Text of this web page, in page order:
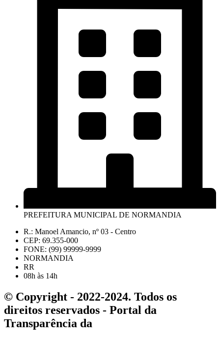
PREFEITURA MUNICIPAL DE NORMANDIA
R.: Manoel Amancio, nº 03 - Centro
CEP: 69.355-000
FONE: (99) 99999-9999
NORMANDIA
RR
08h às 14h
© Copyright - 2022-2024. Todos os
direitos reservados - Portal da
Transparência da